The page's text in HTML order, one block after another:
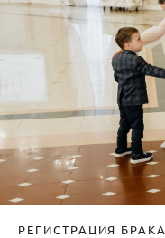
РЕГИСТРАЦИЯ БРАКА